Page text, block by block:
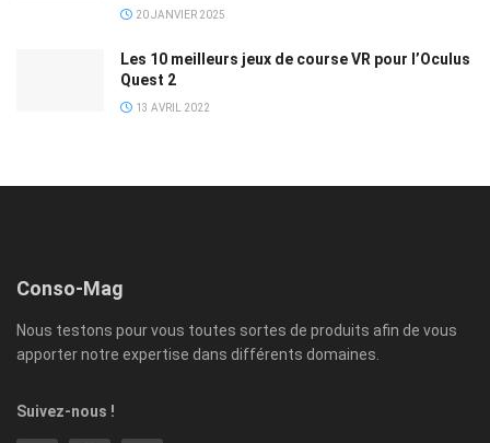
20 JANVIER 2025
Les 10 meilleurs jeux de course VR pour l’Oculus
Quest 2
13 AVRIL 2022
Conso-Mag
Nous testons pour vous toutes sortes de produits afin de vous
apporter notre expertise dans différents domaines.
Suivez-nous !